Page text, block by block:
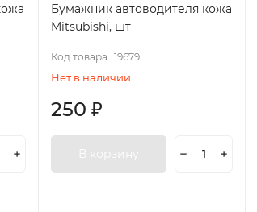
Бумажник автоводителя кожа
Mitsubishi, шт
Код товара: 19679
Нет в наличии
250 ₽
В корзину